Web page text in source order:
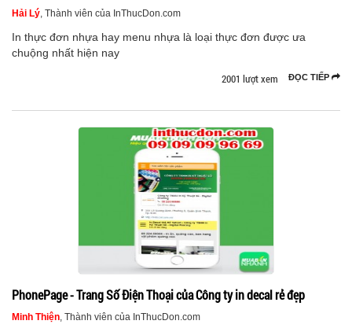
Hải Lý, Thành viên của InThucDon.com
In thực đơn nhựa hay menu nhựa là loại thực đơn được ưa
chuộng nhất hiện nay
ĐỌC TIẾP
2001 lượt xem
PhonePage - Trang Số Điện Thoại của Công ty in decal rẻ đẹp
Minh Thiện, Thành viên của InThucDon.com